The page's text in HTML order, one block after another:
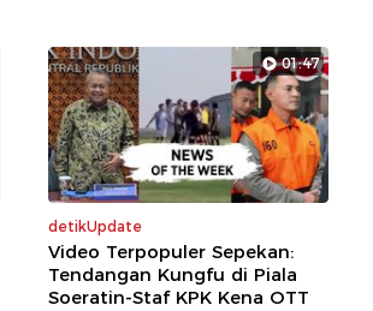
01:47
detikUpdate
Video Terpopuler Sepekan:
Tendangan Kungfu di Piala
Soeratin-Staf KPK Kena OTT